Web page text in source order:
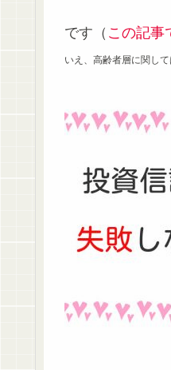
です（ この記事
いえ、高齢者層に関して